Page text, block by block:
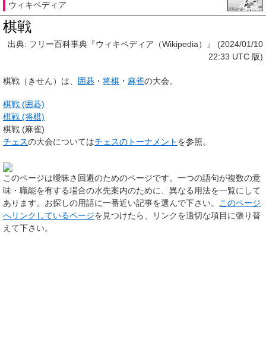
ウィキペディア
棋戦
出典: フリー百科事典『ウィキペディア（Wikipedia）』 (2024/01/10
22:33 UTC 版)
棋戦 （きせん）は、 囲碁 ・ 将棋 ・ 麻雀の大会。
棋戦 (囲碁)
棋戦 (将棋)
棋戦 (麻雀)
チェスの大会についてはチェスのトーナメント を参照。
このページは曖昧さ回避のためのページです。一つの語句が複数の意
味・職能を有する場合の水先案内のために、異なる用法を一覧にして
あります。お探しの用語に一番近い記事を選んで下さい。
このページ
へリンクしているページを見つけたら、リンクを適切な項目に張り替
えて下さい。